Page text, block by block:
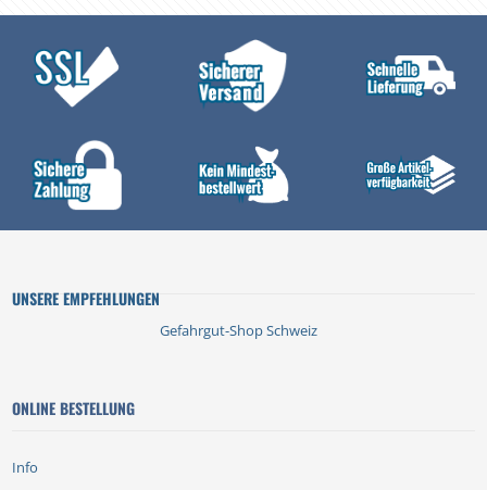
UNSERE EMPFEHLUNGEN
Gefahrgut-Shop Schweiz
ONLINE BESTELLUNG
Info